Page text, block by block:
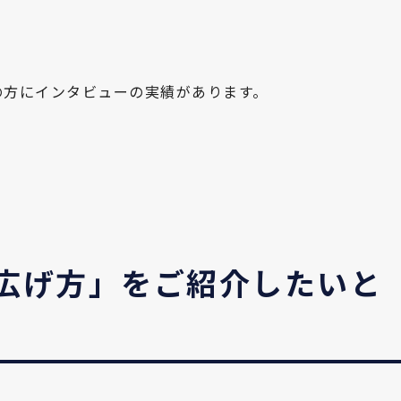
にインタビューの実績があります。
げ方」をご紹介したいと